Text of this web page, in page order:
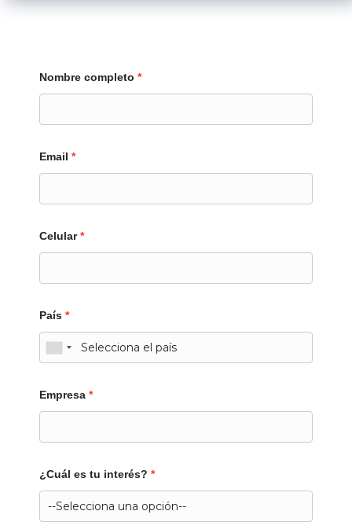
Nombre completo *
Email *
Celular *
País *
Empresa *
¿Cuál es tu interés? *